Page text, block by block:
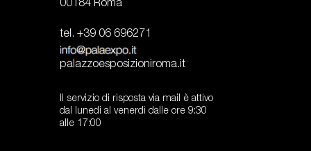
00184 Roma
tel. +39 06 696271
palazzoesposizioniroma.it
Il servizio di risposta via mail è attivo
dal lunedi al venerdì dalle ore 9:30
alle 17:00